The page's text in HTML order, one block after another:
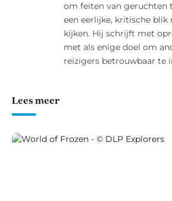
om feiten van geruchten
een eerlijke, kritische blik
kijken. Hij schrijft met
met als enige doel om
reizigers betrouwbaar te
Lees meer